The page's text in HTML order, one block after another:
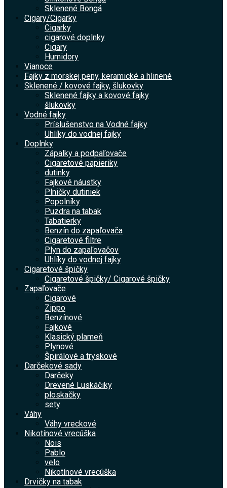
Sklenené Bongá
Cigary/Cigarky
Cigarky
cigarové doplnky
Cigary
Humidory
Vianoce
Fajky z morskej peny, keramické a hlinené
Sklenené / kovové fajky, šlukovky
Sklenené fajky a kovové fajky
šlukovky
Vodné fajky
Príslušenstvo na Vodné fajky
Uhlíky do vodnej fajky
Doplnky
Zápalky a podpaľovače
Cigaretové papieriky
dutinky
Fajkové náustky
Plničky dutiniek
Popolníky
Puzdra na tabak
Tabatierky
Benzín do zapaľovača
Cigaretové filtre
Plyn do zapaľovačov
Uhlíky do vodnej fajky
Cigaretové špičky
Cigaretové špičky/ Cigarové špičky
Zapaľovače
Cigarové
Zippo
Benzínové
Fajkové
Klasický plameň
Plynové
Špirálové a tryskové
Darčekové sady
Darčeky
Drevené Luskáčiky
ploskačky
sety
Váhy
Váhy vreckové
Nikotínové vrecúška
Nois
Pablo
velo
Nikotínové vrecúška
Drvičky na tabak